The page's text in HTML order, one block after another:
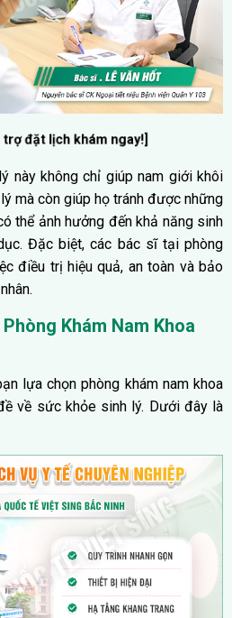
trợ đặt lịch khám ngay!]
này không chỉ giúp nam giới khôi
mà còn giúp họ tránh được những
thể ảnh hưởng đến khả năng sinh
Đặc biệt, các bác sĩ tại phòng
điều trị hiệu quả, an toàn và bảo
Khám Nam Khoa
lựa chọn phòng khám nam khoa
về sức khỏe sinh lý. Dưới đây là